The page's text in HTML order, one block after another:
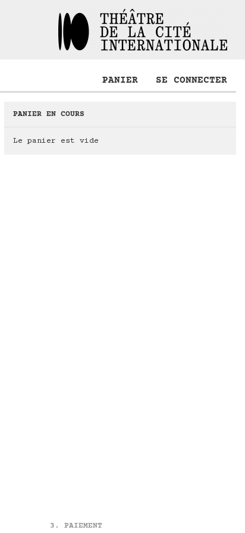
PANIER SE CONNECTER
PANIER EN COURS
Le panier est vide
PAIEMENT